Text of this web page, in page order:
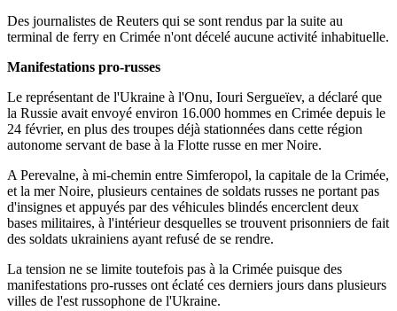
Des journalistes de Reuters qui se sont rendus par la suite au
terminal de ferry en Crimée n'ont décelé aucune activité inhabituelle.
Manifestations pro-russes
Le représentant de l'Ukraine à l'Onu, Iouri Sergueïev, a déclaré que
la Russie avait envoyé environ 16.000 hommes en Crimée depuis le
24 février, en plus des troupes déjà stationnées dans cette région
autonome servant de base à la Flotte russe en mer Noire.
A Perevalne, à mi-chemin entre Simferopol, la capitale de la Crimée,
et la mer Noire, plusieurs centaines de soldats russes ne portant pas
d'insignes et appuyés par des véhicules blindés encerclent deux
bases militaires, à l'intérieur desquelles se trouvent prisonniers de fait
des soldats ukrainiens ayant refusé de se rendre.
La tension ne se limite toutefois pas à la Crimée puisque des
manifestations pro-russes ont éclaté ces derniers jours dans plusieurs
villes de l'est russophone de l'Ukraine.